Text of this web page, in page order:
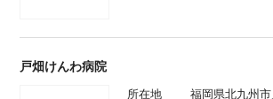
戸畑けんわ病院
所在地
福岡県北九州